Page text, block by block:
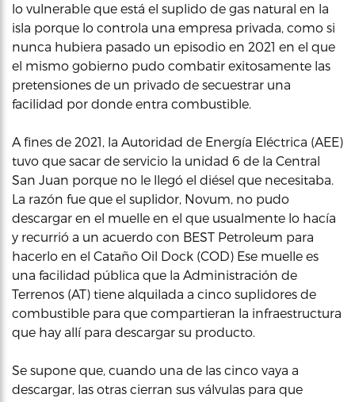
lo vulnerable que está el suplido de gas natural en la
isla porque lo controla una empresa privada, como si
nunca hubiera pasado un episodio en 2021 en el que
el mismo gobierno pudo combatir exitosamente las
pretensiones de un privado de secuestrar una
facilidad por donde entra combustible.
A fines de 2021, la Autoridad de Energía Eléctrica (AEE)
tuvo que sacar de servicio la unidad 6 de la Central
San Juan porque no le llegó el diésel que necesitaba.
La razón fue que el suplidor, Novum, no pudo
descargar en el muelle en el que usualmente lo hacía
y recurrió a un acuerdo con BEST Petroleum para
hacerlo en el Cataño Oil Dock (COD) Ese muelle es
una facilidad pública que la Administración de
Terrenos (AT) tiene alquilada a cinco suplidores de
combustible para que compartieran la infraestructura
que hay allí para descargar su producto.
Se supone que, cuando una de las cinco vaya a
descargar, las otras cierran sus válvulas para que